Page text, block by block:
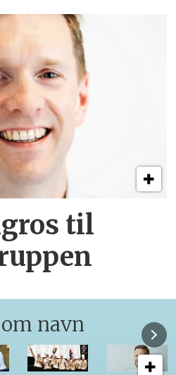
til
navn